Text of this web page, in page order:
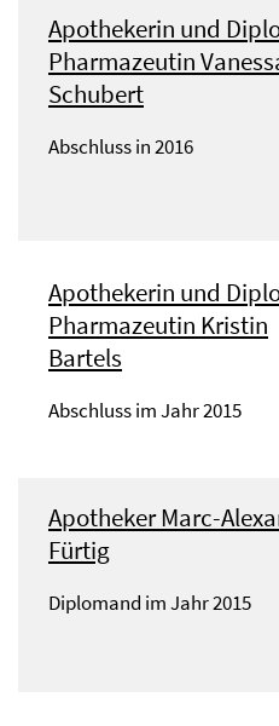
Apothekerin und
Pharmazeutin
Schubert
Abschluss in 2016
Apothekerin und
Pharmazeutin Kristin
Bartels
Abschluss im Jahr 2015
Apotheker Marc-
Fürtig
Diplomand im Jahr 2015